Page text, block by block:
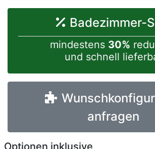
Badezimmer-
mindestens 30%
und schnell
anfragen
Optionen inklusive